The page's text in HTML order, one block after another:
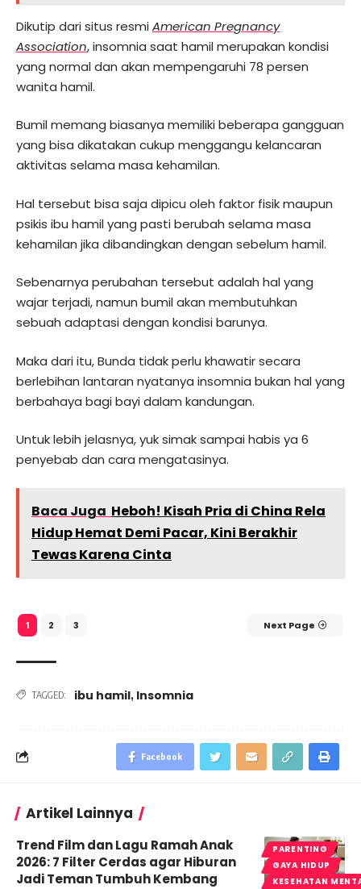
Dikutip dari situs resmiAmerican Pregnancy
Association, insomnia saat hamil merupakan kondisi
yang normal dan akan mempengaruhi 78 persen
wanita hamil.
Bumil memang biasanya memiliki beberapa gangguan
yang bisa dikatakan cukup menggangu kelancaran
aktivitas selama masa kehamilan.
Hal tersebut bisa saja dipicu oleh faktor fisik maupun
psikis ibu hamil yang pasti berubah selama masa
kehamilan jika dibandingkan dengan sebelum hamil.
Sebenarnya perubahan tersebut adalah hal yang
wajar terjadi, namun bumil akan membutuhkan
sebuah adaptasi dengan kondisi barunya.
Maka dari itu, Bunda tidak perlu khawatir secara
berlebihan lantaran nyatanya insomnia bukan hal yang
berbahaya bagi bayi dalam kandungan.
Untuk lebih jelasnya, yuk simak sampai habis ya 6
penyebab dan cara mengatasinya.
Baca Juga Heboh! Kisah Pria di China Rela
Hidup Hemat Demi Pacar, Kini Berakhir
Tewas Karena Cinta
1 2 3 Next Page
TAGGED: ibu hamil, Insomnia
Facebook
Artikel Lainnya
PARENTING
GAYA HIDUP
KESEHATAN
Trend Film dan Lagu Ramah Anak
2026: 7 Filter Cerdas agar Hiburan
Jadi Teman Tumbuh Kembang